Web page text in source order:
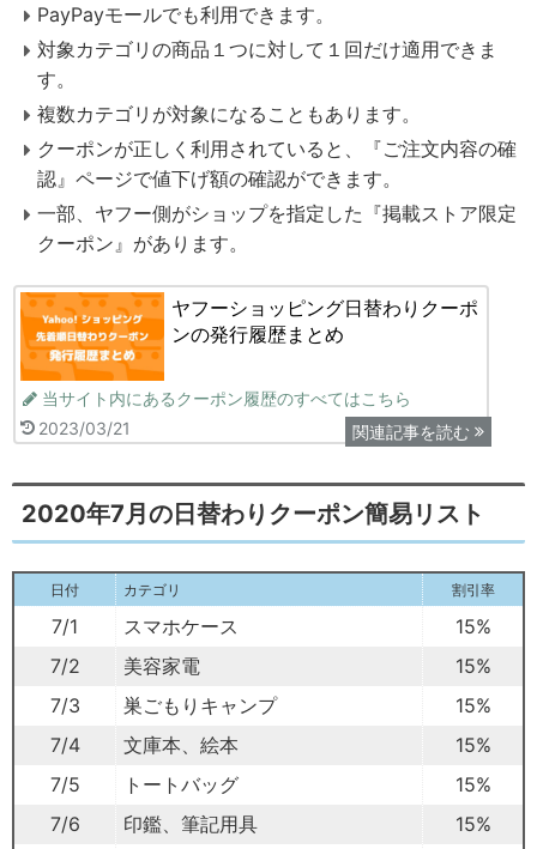
PayPayモールでも利用できます。
対象カテゴリの商品１つに対して１回だけ適用できま
す。
複数カテゴリが対象になることもあります。
クーポンが正しく利用されていると、『ご注文内容の確
認』ページで値下げ額の確認ができます。
一部、ヤフー側がショップを指定した『掲載ストア限定
クーポン』があります。
ヤフーショッピング日替わりクーポ
ンの発行履歴まとめ
当サイト内にあるクーポン履歴のすべてはこちら
2023/03/21
関連記事を読む
2020年7月の日替わりクーポン簡易リスト
日付 カテゴリ 割引率
7/1 スマホケース
15%
7/2
美容家電
15%
7/3
巣ごもりキャンプ
15%
7/4
文庫本、絵本
15%
7/5
トートバッグ
15%
7/6
印鑑、筆記用具
15%